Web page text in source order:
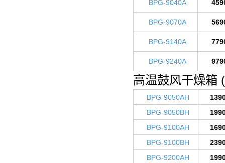
BPG-9040A
BPG-9070A
BPG-9140A
BPG-9240A
高温鼓风干燥箱
BPG-9050AH
BPG-9050BH
BPG-9100AH
BPG-9100BH
BPG-9200AH